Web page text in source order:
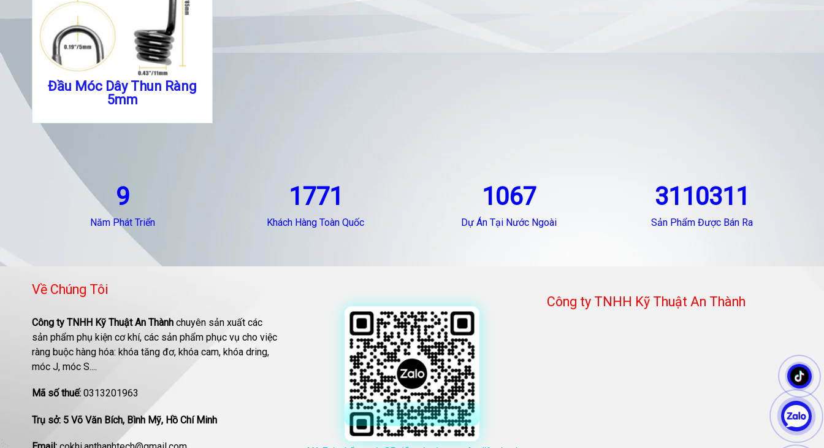
Đầu Móc Dây Thun Ràng
5mm
9
Năm Phát Triển
1771
Khách Hàng Toàn Quốc
1067
Dự Án Tại Nước Ngoài
3110311
Sản Phẩm Được Bán Ra
Về Chúng Tôi
Công ty TNHH Kỹ Thuật An Thành chuyên sản xuất các
sản phẩm phụ kiện cơ khí, các sản phẩm phục vụ cho việc
ràng buộc hàng hóa: khóa tăng đơ, khóa cam, khóa dring,
móc J, móc S....
Mã số thuế: 0313201963
Trụ sở: 5 Võ Văn Bích, Bình Mỹ, Hồ Chí Minh
Công ty TNHH Kỹ Thuật An Thành